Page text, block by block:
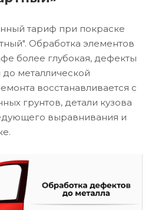
тариф при покраске
Обработка элементов
более глубокая, дефекты
металлической
восстанавливается с
грунтов, детали кузова
выравнивания и